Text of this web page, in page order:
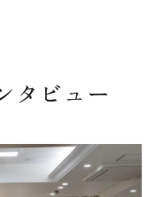
タビュー